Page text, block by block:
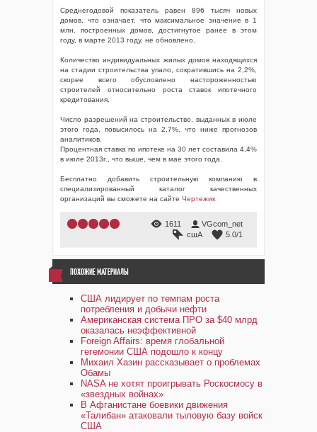
Среднегодовой показатель равен 896 тысяч новых
домов, что означает, что максимальное значение в 1
млн. построенных домов, достигнутое ранее в этом
году, в марте 2013 году, не обновлено.
Количество индивидуальных жилых домов находящихся
на стадии строительства упало, сократившись на 2,2%,
скорее всего обусловлено настороженностью
строителей относительно роста ставок ипотечного
кредитования.
Число разрешений на строительство, выданных в июле
этого года, повысилось на 2,7%, что ниже прогнозов
аналитиков.
Процентная ставка по ипотеке на 30 лет составила 4,4%
в июле 2013г., что выше, чем в мае этого года.
Бесплатно добавить строительную компанию в
специализированный каталог качественных
организаций вы сможете на сайте Чертежик
1 2 3 4 1611
VGcom_net
сшА
5.0/1
ПОХОЖИЕ МАТЕРИАЛЫ
США лидирует по темпам роста
потребления и добычи нефти
Американская система ПРО за $40 млрд
оказалась неэффективной
Foreign Affairs: время глобальной
гегемонии США подошло к концу
Михаил Хазин рассказывает о проблемах
Обамы
NASA не хотят проигрывать Роскосмосу в
«звездных войнах»
В Афганистане боевики движения
«Талибан» атаковали тыловую базу войск
США